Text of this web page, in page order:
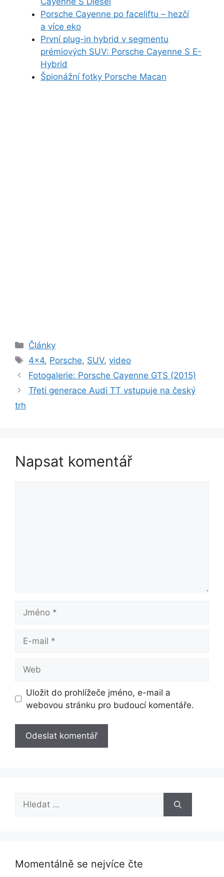
Porsche Cayenne po faceliftu – hezčí
a více eko
První plug-in hybrid v segmentu
prémiových SUV: Porsche Cayenne S E-
Hybrid
Špionážní fotky Porsche Macan
Rubriky
Články
Štítky
4x4, Porsche, SUV,video
Fotogalerie: Porsche Cayenne GTS (2015)
Třetí generace Audi TT vstupuje na český
trh
Napsat komentář
Jméno
mail
Uložit do prohlížeče jméno, e-mail a
webovou stránku pro budoucí komentáře.
Hledat:
Momentálně se nejvíce čte